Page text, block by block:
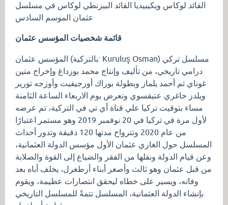
القائد لوكاس ويكيبيديا القائد البيزنطي لوكاس في مسلسل
قائمة شخصيات المؤسس عثمان
المؤسس عثمان (بالتركية: Kuruluş Osman) مسلسل تركي
درامي تاريخي، من تأليف وإنتاج محمد بوزداغ وإخراج متين
غوناي ثم أحمد يلماز وبطولة بوراك أوزجيفيت وأوزجه تورير
ويلدز جاغري عتيقسوي وتعرض يوم الاربعاء الساعة الثامنة
مساء بتوقيت تركيا علي قناة أي تي في التركية، تم عرضه
لأول مرة في تركيا في 20 نوفمبر 2019 وهو مستمر اعتبارًا
من عام 2020 وتترواح مدتها 120 دقيقة وتدور أحداث
المسلسل حول الغازي عثمان الأول مؤسس الدولة العثمانية،
وعن قيام الدولة ونقلها من الفقر والضياع إلى القوة والصلابة
من قبل عثمان وهو ثالث وأصغر أبناء أرطغرل، يخلف أباه بعد
وفاته، ويسير على خطاه ليحقق انتصارات عظيمة، ويقوم
بإنشاء الدولة العثمانية، المسلسل تتمةً للمسلسل التاريخي